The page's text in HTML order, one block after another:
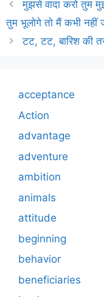
मुझसे वादा करो तुम
तुम भूलोगे तो मैं कभी नहीं
टट, टट, बारिश की
acceptance
Action
advantage
adventure
ambition
animals
attitude
beginning
behavior
beneficiaries